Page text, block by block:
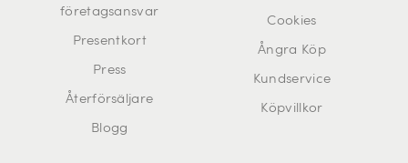
företagsansvar
Presentkort
Press
Återförsäljare
Blogg
Cookies
Ångra Köp
Kundservice
Köpvillkor